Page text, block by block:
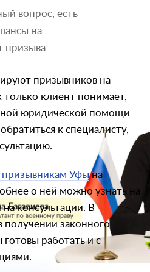
вопрос, есть
на
призыва
призывников на
только клиент понимает,
юридической помощи
к специалисту,
Уфына
о ней можно узнать на
консультации. В
законного
готовы работать и с